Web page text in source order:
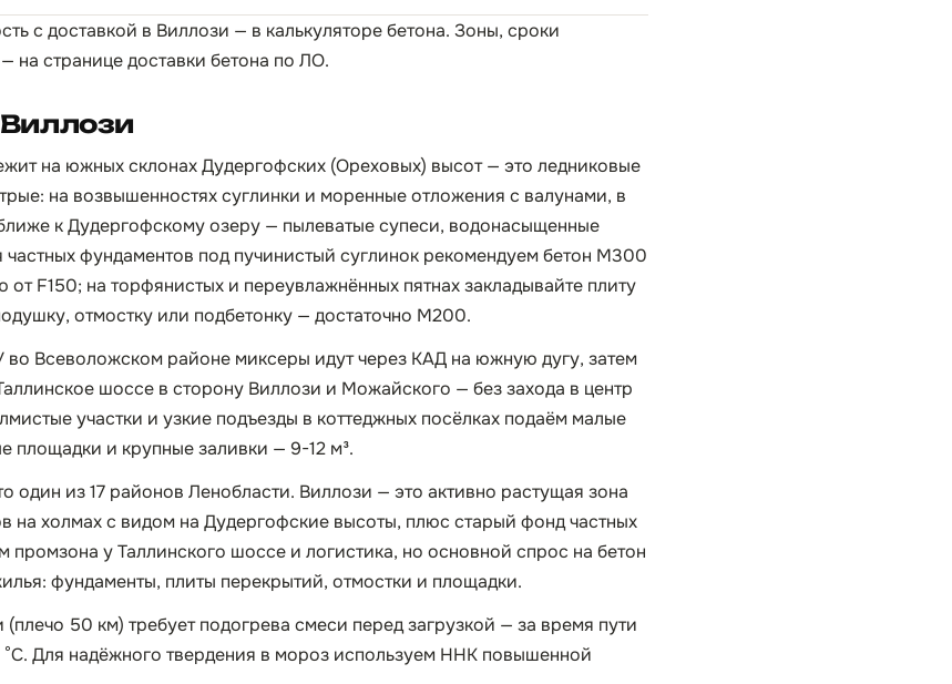
с доставкой в Виллози — в калькуляторе бетона. Зоны, сроки
на страницедоставки бетона по ЛО.
на южных склонах Дудергофских (Ореховых) высот — это ледниковые
на возвышенностях суглинки и моренные отложения с валунами, в
к Дудергофскому озеру — пылеватые супеси, водонасыщенные
частных фундаментов под пучинистый суглинок рекомендуем бетон М300
от F150; на торфянистых и переувлажнённых пятнах закладывайте плиту
отмостку или подбетонку — достаточно М200.
во Всеволожском районе миксеры идут через КАД на южную дугу, затем
шоссе в сторону Виллози и Можайского — без захода в центр
участки и узкие подъезды в коттеджных посёлках подаём малые
площадки и крупные заливки — 9-12 м³.
один из 17 районов Ленобласти. Виллози — это активно растущая зона
на холмах с видом на Дудергофские высоты, плюс старый фонд частных
промзона у Таллинского шоссе и логистика, но основной спрос на бетон
фундаменты, плиты перекрытий, отмостки и площадки.
50 км) требует подогрева смеси перед загрузкой — за время пути
°C. Для надёжного твердения в мороз используем ННК повышенной